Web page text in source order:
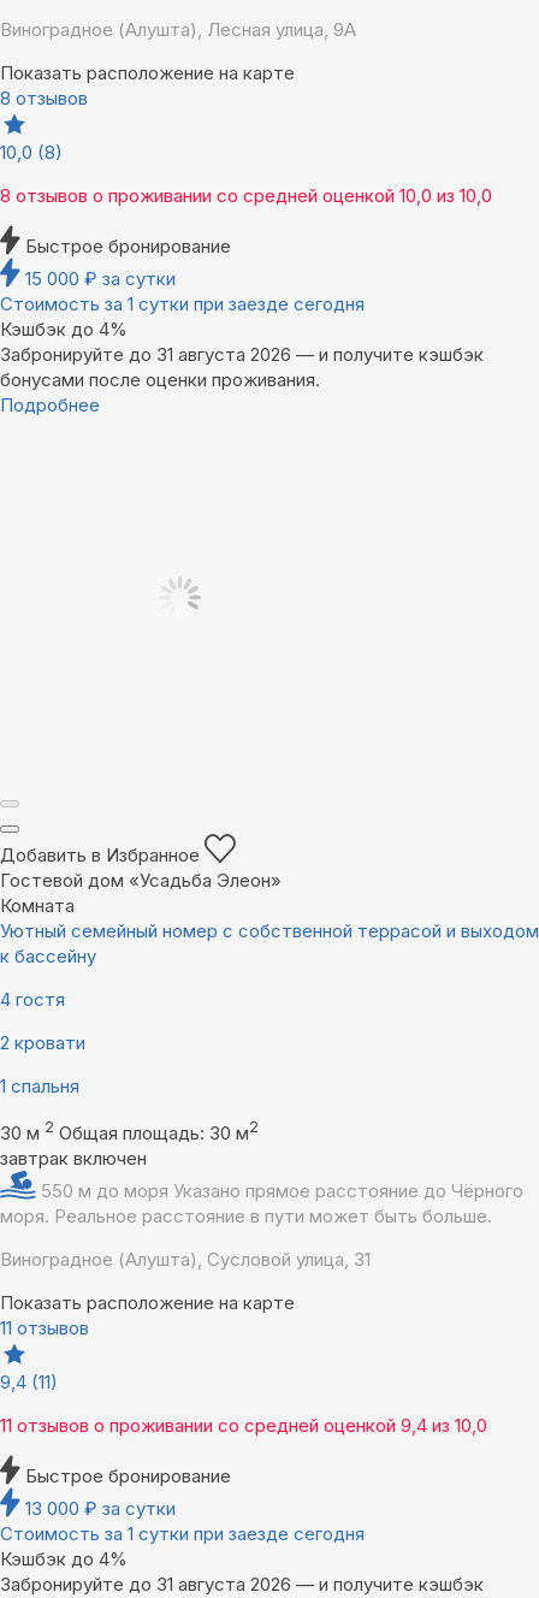
Виноградное (Алушта), Лесная улица, 9А
Показать расположение на карте
8 отзывов
10,0 (8)
8 отзывов о проживании со средней оценкой 10,0 из 10,0
Быстрое бронирование
15 000 ₽ за сутки
Стоимость за 1 сутки при заезде сегодня
Кэшбэк до 4%
Забронируйте до 31 августа 2026 — и получите кэшбэк
бонусами после оценки проживания.
Подробнее
Добавить в Избранное
Гостевой дом «Усадьба Элеон»
Комната
Уютный семейный номер с собственной террасой и выходом
к бассейну
4 гостя
2 кровати
1 спальня
30 м 2 Общая площадь: 30 м2
завтрак включен
550 м до моря Указано прямое расстояние до Чёрного
моря. Реальное расстояние в пути может быть больше.
Виноградное (Алушта), Сусловой улица, 31
Показать расположение на карте
11 отзывов
9,4 (11)
11 отзывов о проживании со средней оценкой 9,4 из 10,0
Быстрое бронирование
13 000 ₽ за сутки
Стоимость за 1 сутки при заезде сегодня
Кэшбэк до 4%
Забронируйте до 31 августа 2026 — и получите кэшбэк